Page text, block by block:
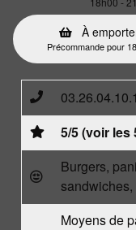
À
Précommande pour
5/5 (voir les
Burgers,
sandwiches,
Moyens de